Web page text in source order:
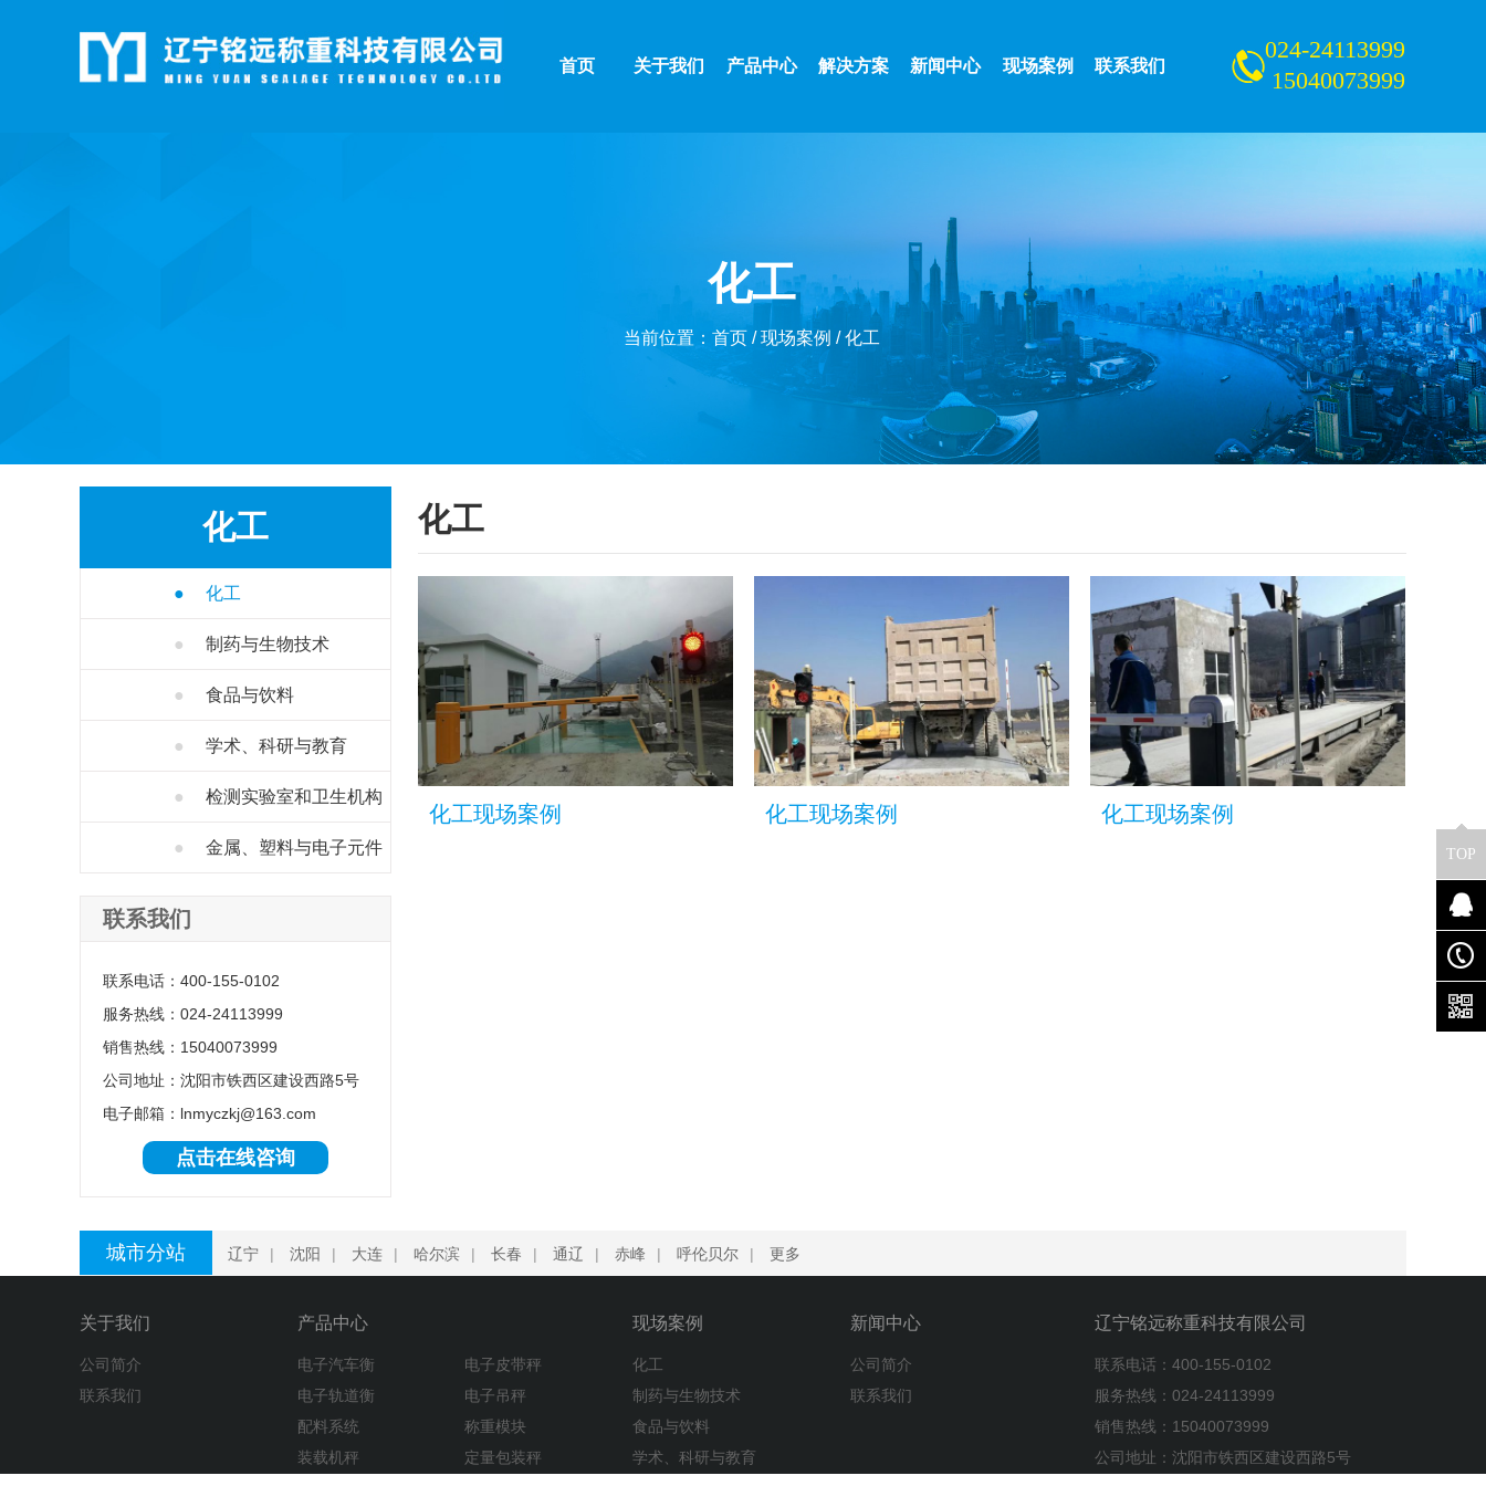
首页 关于我们 产品中心 解决方案 新闻中心 现场案例 联系我们
024-24113999
15040073999
化工
当前位置： 首页 /现场案例 /化工
化工
● 化工
● 制药与生物技术
● 食品与饮料
● 学术、科研与教育
● 检测实验室和卫生机构
● 金属、塑料与电子元件
联系我们
联系电话：400-155-0102
服务热线：024-24113999
销售热线：15040073999
公司地址：沈阳市铁西区建设西路5号
电子邮箱：lnmyczkj@163.com
点击在线咨询
化工
化工现场案例 化工现场案例 化工现场案例
城市分站 辽宁 | 沈阳 | 大连 | 哈尔滨 | 长春 | 通辽 | 赤峰 | 呼伦贝尔 | 更多
关于我们
公司简介
联系我们
产品中心
电子汽车衡
电子皮带秤
电子轨道衡
电子吊秤
配料系统
称重模块
装载机秤
定量包装秤
现场案例
化工
制药与生物技术
食品与饮料
学术、科研与教育
新闻中心
公司简介
联系我们
辽宁铭远称重科技有限公司
联系电话：400-155-0102
服务热线：024-24113999
销售热线：15040073999
公司地址：沈阳市铁西区建设西路5号
TOP